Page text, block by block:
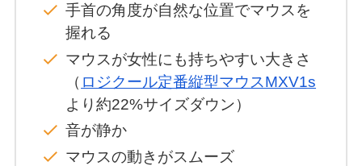
手首の角度が自然な位置でマウスを
握れる
マウスが女性にも持ちやすい大きさ
（ ロジクール定番縦型マウスMXV1s
より約22%サイズダウン）
音が静か
マウスの動きがスムーズ